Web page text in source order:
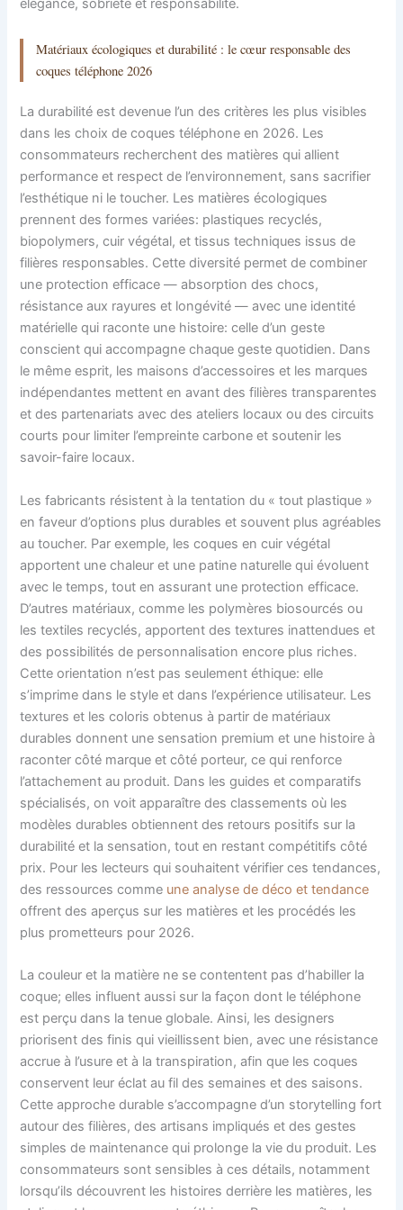
élégance, sobriété et responsabilité.
Matériaux écologiques et durabilité : le cœur responsable des
coques téléphone 2026
La durabilité est devenue l’un des critères les plus visibles
dans les choix de coques téléphone en 2026. Les
consommateurs recherchent des matières qui allient
performance et respect de l’environnement, sans sacrifier
l’esthétique ni le toucher. Les matières écologiques
prennent des formes variées: plastiques recyclés,
biopolymers, cuir végétal, et tissus techniques issus de
filières responsables. Cette diversité permet de combiner
une protection efficace — absorption des chocs,
résistance aux rayures et longévité — avec une identité
matérielle qui raconte une histoire: celle d’un geste
conscient qui accompagne chaque geste quotidien. Dans
le même esprit, les maisons d’accessoires et les marques
indépendantes mettent en avant des filières transparentes
et des partenariats avec des ateliers locaux ou des circuits
courts pour limiter l’empreinte carbone et soutenir les
savoir-faire locaux.
Les fabricants résistent à la tentation du « tout plastique »
en faveur d’options plus durables et souvent plus agréables
au toucher. Par exemple, les coques en cuir végétal
apportent une chaleur et une patine naturelle qui évoluent
avec le temps, tout en assurant une protection efficace.
D’autres matériaux, comme les polymères biosourcés ou
les textiles recyclés, apportent des textures inattendues et
des possibilités de personnalisation encore plus riches.
Cette orientation n’est pas seulement éthique: elle
s’imprime dans le style et dans l’expérience utilisateur. Les
textures et les coloris obtenus à partir de matériaux
durables donnent une sensation premium et une histoire à
raconter côté marque et côté porteur, ce qui renforce
l’attachement au produit. Dans les guides et comparatifs
spécialisés, on voit apparaître des classements où les
modèles durables obtiennent des retours positifs sur la
durabilité et la sensation, tout en restant compétitifs côté
prix. Pour les lecteurs qui souhaitent vérifier ces tendances,
des ressources comme une analyse de déco et tendance
offrent des aperçus sur les matières et les procédés les
plus prometteurs pour 2026.
La couleur et la matière ne se contentent pas d’habiller la
coque; elles influent aussi sur la façon dont le téléphone
est perçu dans la tenue globale. Ainsi, les designers
priorisent des finis qui vieillissent bien, avec une résistance
accrue à l’usure et à la transpiration, afin que les coques
conservent leur éclat au fil des semaines et des saisons.
Cette approche durable s’accompagne d’un storytelling fort
autour des filières, des artisans impliqués et des gestes
simples de maintenance qui prolonge la vie du produit. Les
consommateurs sont sensibles à ces détails, notamment
lorsqu’ils découvrent les histoires derrière les matières, les